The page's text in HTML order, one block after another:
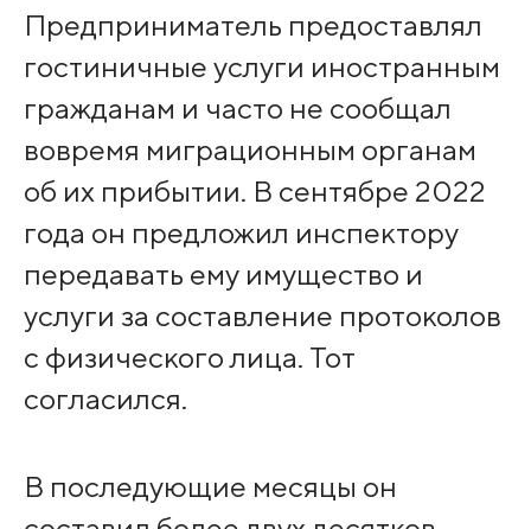
Предприниматель предоставлял
гостиничные услуги иностранным
гражданам и часто не сообщал
вовремя миграционным органам
об их прибытии. В сентябре 2022
года он предложил инспектору
передавать ему имущество и
услуги за составление протоколов
с физического лица. Тот
согласился.
В последующие месяцы он